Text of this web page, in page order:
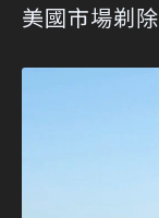
美國市場剃除